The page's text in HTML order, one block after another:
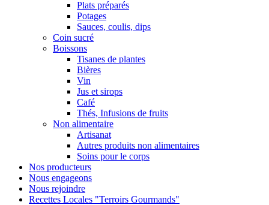
Plats préparés
Potages
Sauces, coulis, dips
Coin sucré
Boissons
Tisanes de plantes
Bières
Vin
Jus et sirops
Café
Thés, Infusions de fruits
Non alimentaire
Artisanat
Autres produits non alimentaires
Soins pour le corps
Nos producteurs
Nous engageons
Nous rejoindre
Recettes Locales "Terroirs Gourmands"